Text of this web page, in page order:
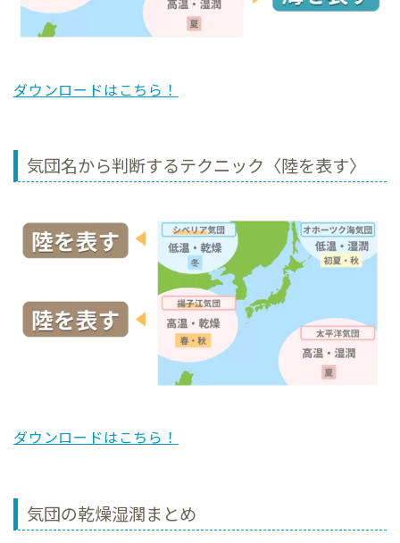
ダウンロードはこちら！
気団名から判断するテクニック〈陸を表す〉
ダウンロードはこちら！
気団の乾燥湿潤まとめ